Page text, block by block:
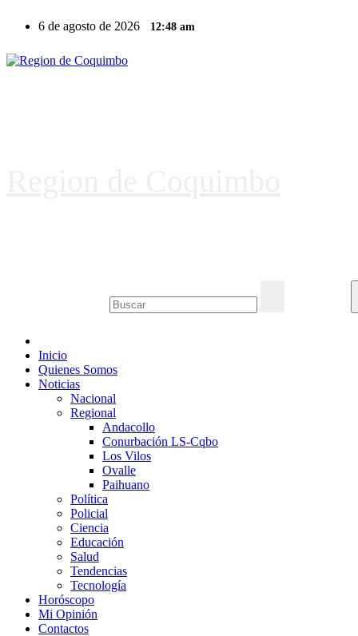
6 de agosto de 2026 12:48 am
Inicio
Quienes Somos
Noticias
Nacional
Regional
Andacollo
Conurbación LS-Cqbo
Los Vilos
Ovalle
Paihuano
Política
Policial
Ciencia
Educación
Salud
Tendencias
Tecnología
Horóscopo
Mi Opinión
Contactos